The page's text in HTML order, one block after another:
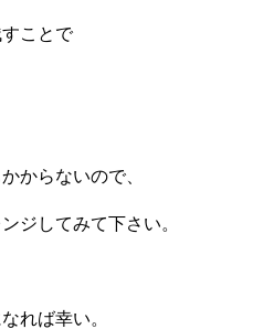
ことで
からないので、
ジしてみて下さい。
れば幸い。